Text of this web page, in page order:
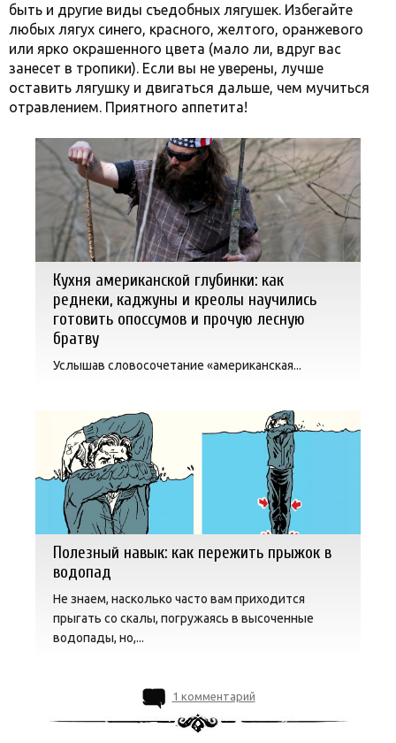
быть и другие виды съедобных лягушек. Избегайте
любых лягух синего, красного, желтого, оранжевого
или ярко окрашенного цвета (мало ли, вдруг вас
занесет в тропики). Если вы не уверены, лучше
оставить лягушку и двигаться дальше, чем мучиться
отравлением. Приятного аппетита!
Кухня американской глубинки: как
реднеки, каджуны и креолы научились
готовить опоссумов и прочую лесную
братву
Услышав словосочетание «американская...
Полезный навык: как пережить прыжок в
водопад
Не знаем, насколько часто вам приходится
прыгать со скалы, погружаясь в высоченные
водопады, но,...
1 комментарий